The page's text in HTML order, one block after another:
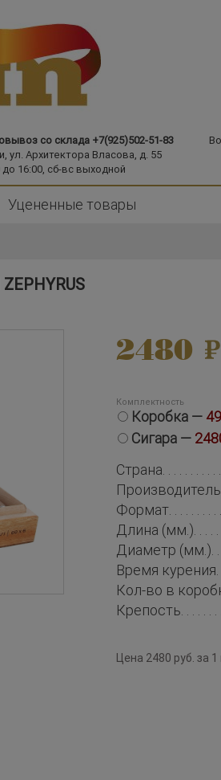
со склада +7(925)502-51-83
ул. Архитектора Власова, д. 55
до 16:00, сб-вс выходной
Уцененные товары
2480
Комплектность
Коробка —
Сигара —
Страна
Производитель
Формат
Длина (мм.)
Диаметр (мм.)
Время курения
Кол-во в
Крепость
Цена 2480 руб. за